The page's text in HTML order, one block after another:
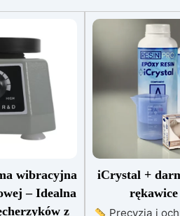
wibracyjna
– Idealna
z
iCrystal +
rękawice
Precyzja i